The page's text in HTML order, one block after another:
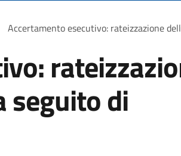
Accertamento esecutivo: rateizzazione
seguito di